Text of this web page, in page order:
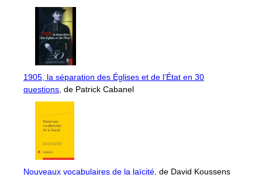
1905, la séparation des Églises et de l’État en 30
questions , de Patrick Cabanel
Nouveaux vocabulaires de la laïcité , de David Koussens